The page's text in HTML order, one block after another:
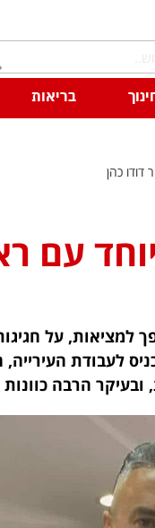
בריאות
כהן
עם
על
לעבודת
הרבה